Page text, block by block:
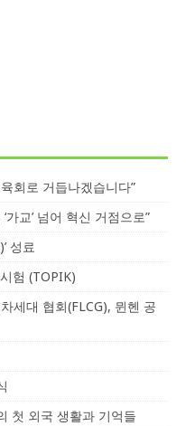
회로 거듭나겠습니다”
교’ 넘어 혁신 거점으로”
성료
험 (TOPIK)
세대 협회(FLCG), 뮌헨 공
첫 외국 생활과 기억들